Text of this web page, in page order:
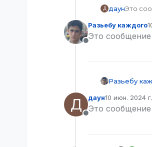
Д даунЭто
Не в сети
Разьебу каждого
Это
Разьебу
Д
Не в сети
даун10 июн. 2024
Это